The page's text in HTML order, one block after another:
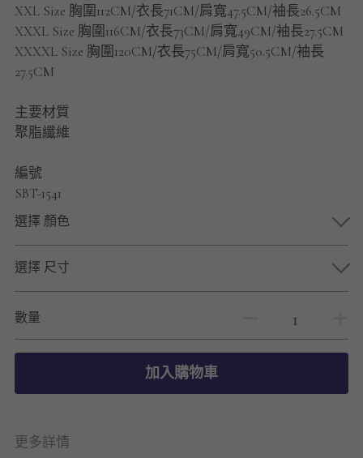
XXL Size 胸圍112CM/衣長71CM/肩寬47.5CM/袖長26.5CM
XXXL Size 胸圍116CM/衣長73CM/肩寬49CM/袖長27.5CM
XXXXL Size 胸圍120CM/衣長75CM/肩寬50.5CM/袖長
27.5CM
主要材質
聚脂纖維
編號
SBT-1541
選擇 顏色
選擇 尺寸
數量
加入購物車
更多詳情
男裝外套
男裝短袖 T-SHIRT
重磅純色 衛衣 系列
男士短袖恤衫
男裝